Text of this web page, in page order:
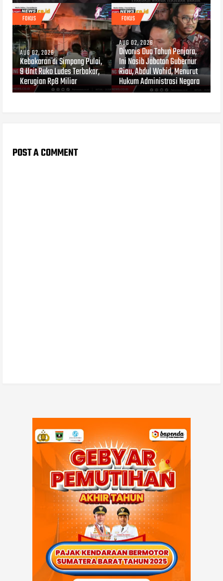
FOKUS
AUG 02, 2026
Kebakaran di Simpang Pulai,
9 Unit Ruko Ludes Terbakar,
Kerugian Rp8 Miliar
FOKUS
AUG 02, 2026
Divonis Dua Tahun Penjara,
Ini Nasib Jabatan Gubernur
Riau, Abdul Wahid, Menurut
Hukum Administrasi Negara
POST A COMMENT